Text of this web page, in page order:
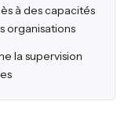
à des capacités
organisations
la supervision